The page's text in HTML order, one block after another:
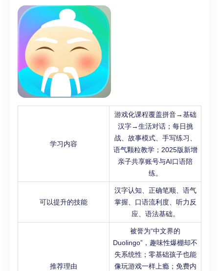
学习内容
游戏化课程覆盖拼音→基础
汉字→生活对话；每日挑
战、故事模式、手写练习、
语气颗粒教学；2025版新增
亲子共享账号与AI口语陪
练。
可以提升的技能
汉字认知、正确笔顺、语气
掌握、口语流利度、听力反
应、语法基础。
推荐理由
被誉为“中文界的
Duolingo”，趣味性爆棚却不
失系统性；零基础孩子也能
像玩游戏一样上瘾；免费内